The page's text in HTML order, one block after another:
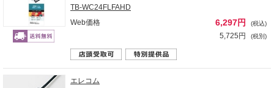
TB-WC24FLFAHD
Web価格
6,297円 (税込)
5,725円 (税別)
エレコム